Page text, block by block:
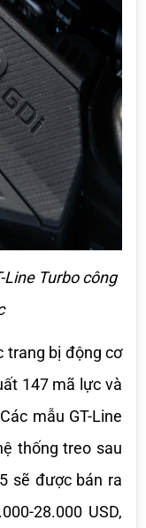
Turbo công
trang bị động cơ
147 mã lực và
mẫu GT-Line
thống treo sau
sẽ được bán ra
28.000 USD,